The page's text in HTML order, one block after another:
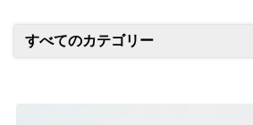
すべてのカテゴリー